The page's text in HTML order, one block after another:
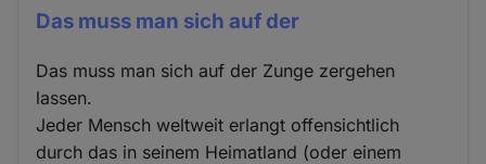
Das muss man sich auf der
Das muss man sich auf der Zunge zergehen
lassen.
Jeder Mensch weltweit erlangt offensichtlich
durch das in seinem Heimatland (oder einem